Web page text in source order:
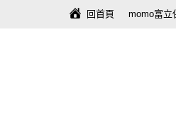
回首頁 momo富立